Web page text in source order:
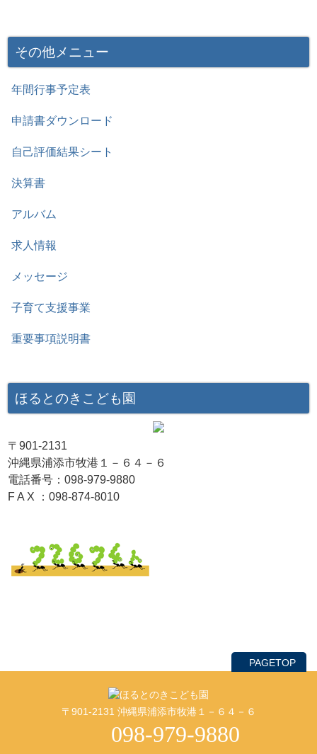
その他メニュー
年間行事予定表
申請書ダウンロード
自己評価結果シート
決算書
アルバム
求人情報
メッセージ
子育て支援事業
重要事項説明書
ほるとのきこども園
〒901-2131
沖縄県浦添市牧港１－６４－６
電話番号：098-979-9880
F A X ：098-874-8010
PAGETOP
〒901-2131 沖縄県浦添市牧港１－６４－６
098-979-9880